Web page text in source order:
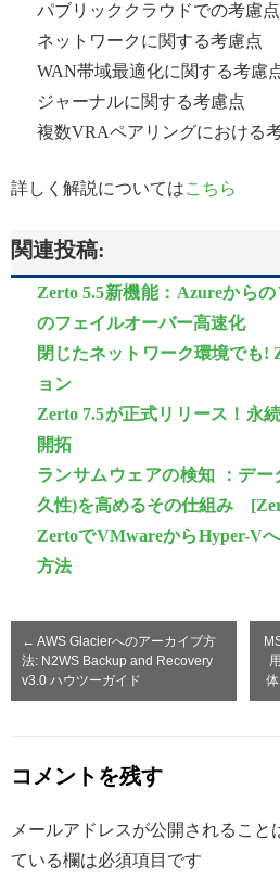
パブリッククラウドでの考慮点
ネットワークに関する考慮点
WAN帯域最適化に関する考慮
ジャーナルに関する考慮点
複数VRAペアリングにおける
詳しく解説についてはこちら
関連投稿:
Zerto 5.5新機能：Azureから
のフェイルオーバー高速化
閉じたネットワーク環境でも!
ョン
Zerto 7.5が正式リリース！永
開拓
ランサムウェアの検知 ：デ
久性)を高めるその仕組み
ZertoでVMwareからHyper-V
方法
← AWS Glacierへのアーカイブ方
法: N2WS Backup and Recovery
v3.0 ハウツーガイド
コメントを残す
メールアドレスが公開されること
ている欄は必須項目です